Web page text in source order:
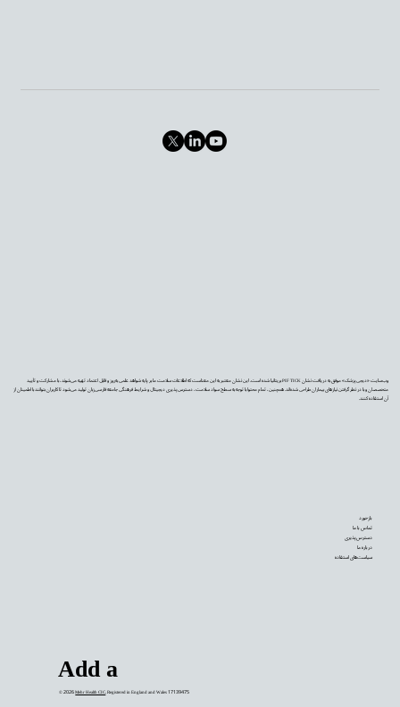
Add a
© 2026Mehr Health CIC. Registered in England and Wales 17139475
وب‌سایت «دیجی‌پزشک» موفق به دریافت نشان PIF TICK بریتانیا شده است. این نشان معتبر به این معناست که اطلاعات سلامت ما بر پایه شواهد علمی به‌روز و قابل اعتماد تهیه می‌شوند، با مشارکت و تأیید
متخصصان و با در نظر گرفتن نیازهای بیماران طراحی شده‌اند. همچنین، تمام محتوا با توجه به سطح سواد سلامت، دسترس‌پذیری دیجیتال و شرایط فرهنگی جامعه فارسی‌زبان تولید می‌شود تا کاربران بتوانند با اطمینان از
آن استفاده کنند.
بازخورد
تماس با ما
دسترس‌پذیری
درباره ما
سیاست‌های استفاده